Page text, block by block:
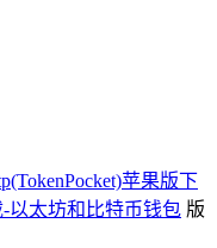
苹果版下
以太坊和比特币钱包 版